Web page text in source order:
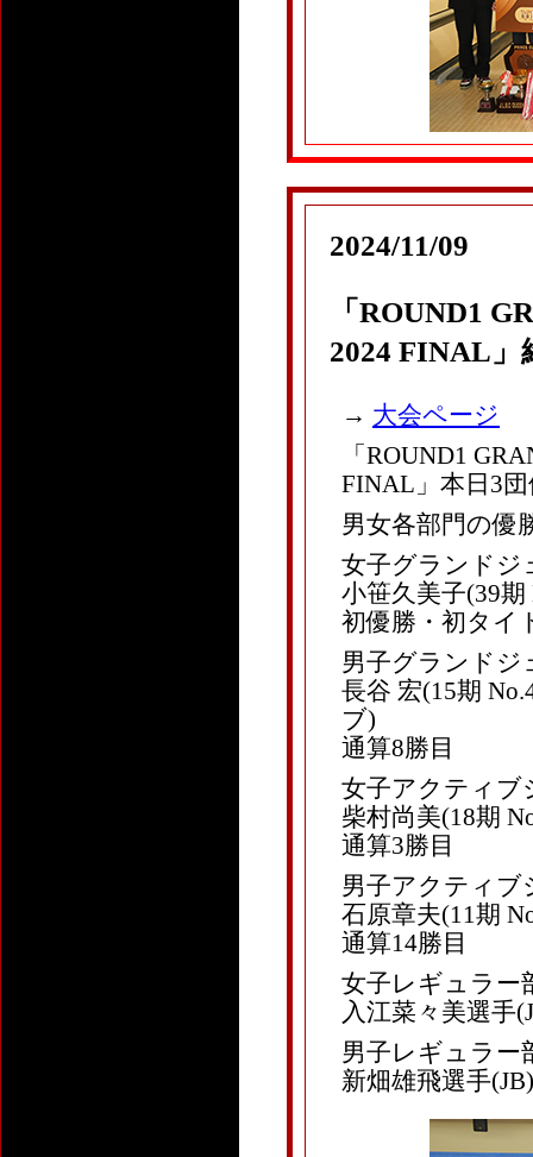
2024/11/09
「 ROUND1
2024 FINAL
→ 大会ページ
「 ROUND1
FINAL 」本日3
男女各部門の優
女子グランドジ
小笹久美子(39
初優勝・初タイ
男子グランドジ
長谷 宏(15期
ブ)
通算8勝目
女子アクティブ
柴村尚美(18期
通算3勝目
男子アクティブ
石原章夫(11期
通算14勝目
女子レギュラー
入江菜々美選手
男子レギュラー
新畑雄飛選手(JB)